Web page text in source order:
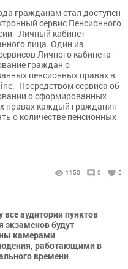
гражданам стал доступен
сервис Пенсионного
- Личный кабинет
лица. Один из
Личного кабинета -
граждан о
пенсионных правах в
-Посредством сервиса об
о сформированных
правах каждый гражданин
о количестве пенсионных
1150 0 0
все аудитории пунктов
экзаменов будут
камерами
работающими в
времени